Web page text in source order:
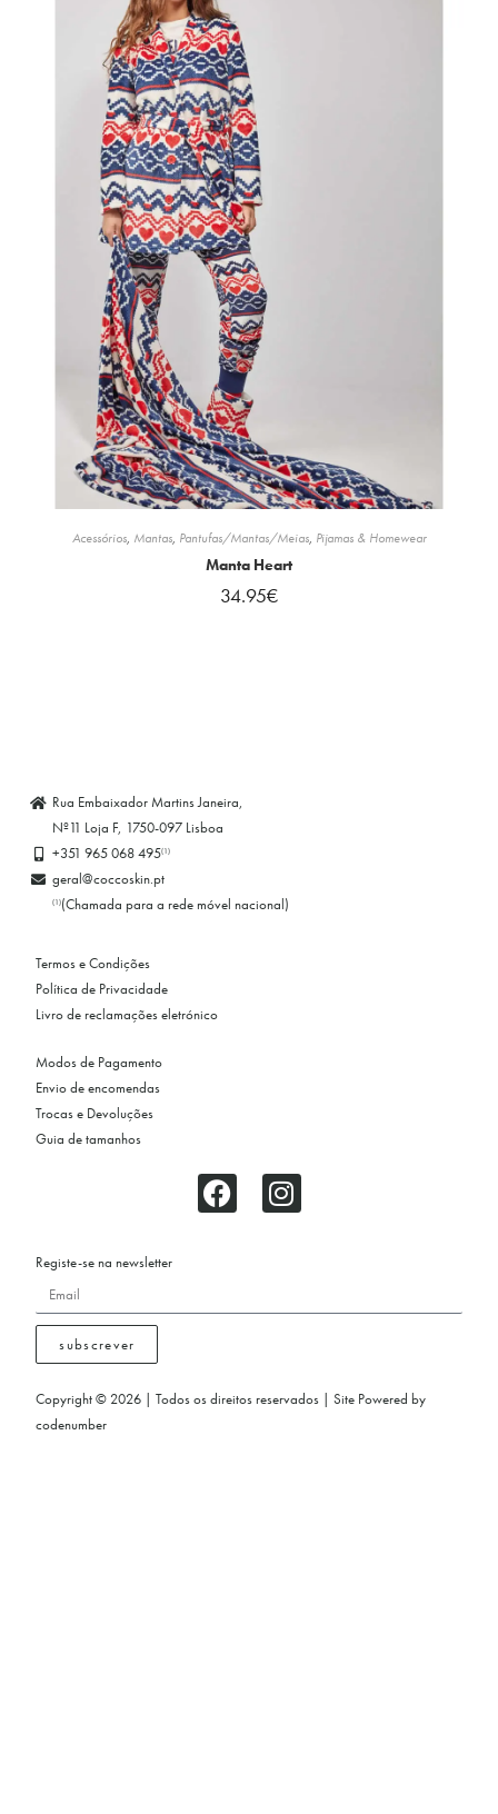
Acessórios, Mantas, Pantufas/Mantas/Meias, Pijamas & Homewear
Manta Heart
34.95€
Rua Embaixador Martins Janeira,
Nº11 Loja F, 1750-097 Lisboa
+351 965 068 495(1)
geral@coccoskin.pt
(1)(Chamada para a rede móvel nacional)
Termos e Condições
Política de Privacidade
Livro de reclamações eletrónico
Modos de Pagamento
Envio de encomendas
Trocas e Devoluções
Guia de tamanhos
Registe-se na newsletter
subscrever
Copyright © 2026 | Todos os direitos reservados | Site Powered by
codenumber